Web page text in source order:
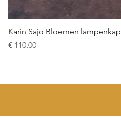
Karin Sajo Bloemen lampenkap
Prijs
€ 110,00